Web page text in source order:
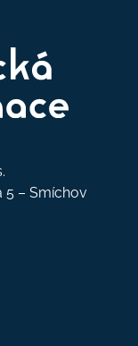
5 – Smíchov